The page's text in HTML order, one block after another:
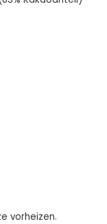
vorheizen.